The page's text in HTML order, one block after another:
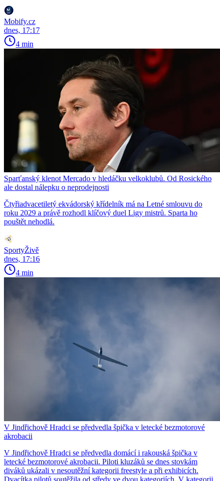
Mobify.cz
dnes, 17:17
4 min
Sparťanský klenot Mercado v hledáčku velkoklubů. Od Rosického
ale dostal nálepku o neprodejnosti
Čtyřiadvacetiletý ekvádorský křídelník má na Letné smlouvu do
roku 2029 a právě rozhodl klíčový duel Ligy mistrů. Sparta ho
pouštět nehodlá.
SportyŽivě
dnes, 17:16
4 min
V Jindřichově Hradci se předvedla špička v letecké bezmotorové
akrobacii
V Jindřichově Hradci se předvedla domácí i rakouská špička v
letecké bezmotorové akrobacii. Piloti kluzáků se dnes stovkám
diváků ukázali v nesoutěžní kategorii freestyle a při exhibicích.
Dvacítka pilotů soutěžila od středy ve dvou kategoriích. V kategorii